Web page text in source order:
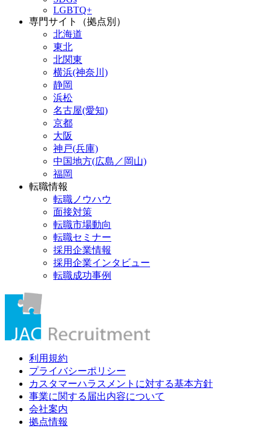
LGBTQ+
専門サイト（拠点別）
北海道
東北
北関東
横浜(神奈川)
静岡
浜松
名古屋(愛知)
京都
大阪
神戸(兵庫)
中国地方(広島／岡山)
福岡
転職情報
転職ノウハウ
面接対策
転職市場動向
転職セミナー
採用企業情報
採用企業インタビュー
転職成功事例
利用規約
プライバシーポリシー
カスタマーハラスメントに対する基本方針
事業に関する届出内容について
会社案内
拠点情報